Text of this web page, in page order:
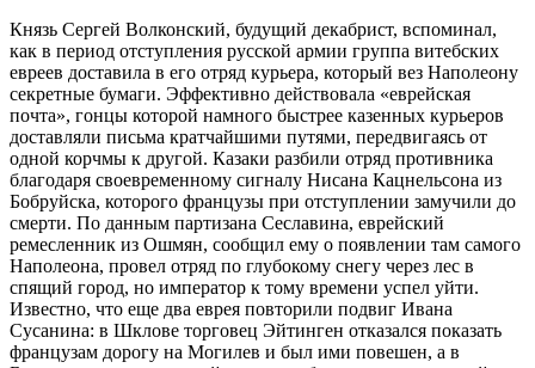
Князь Сергей Волконский, будущий декабрист, вспоминал,
как в период отступления русской армии группа витебских
евреев доставила в его отряд курьера, который вез Наполеону
секретные бумаги. Эффективно действовала «еврейская
почта», гонцы которой намного быстрее казенных курьеров
доставляли письма кратчайшими путями, передвигаясь от
одной корчмы к другой. Казаки разбили отряд противника
благодаря своевременному сигналу Нисана Кацнельсона из
Бобруйска, которого французы при отступлении замучили до
смерти. По данным партизана Сеславина, еврейский
ремесленник из Ошмян, сообщил ему о появлении там самого
Наполеона, провел отряд по глубокому снегу через лес в
спящий город, но император к тому времени успел уйти.
Известно, что еще два еврея повторили подвиг Ивана
Сусанина: в Шклове торговец Эйтинген отказался показать
французам дорогу на Могилев и был ими повешен, а в